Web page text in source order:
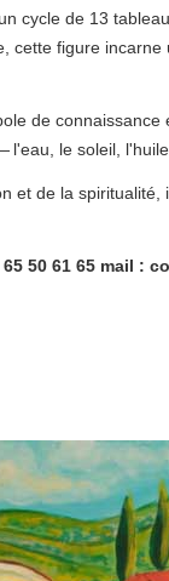
cycle de 13
cette figure
de
l'eau, le soleil,
et de la
50 61 65 mail :